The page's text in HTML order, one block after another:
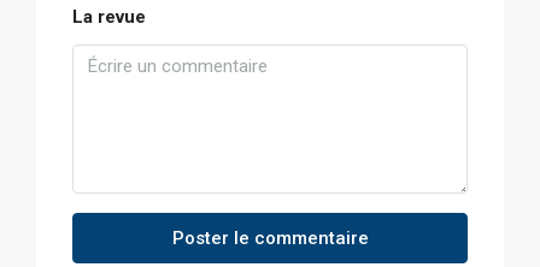
La revue
Poster le commentaire